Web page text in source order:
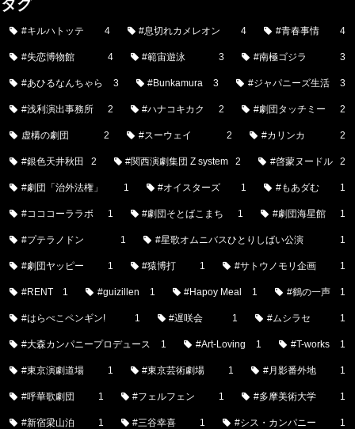
タグ
#キルハトッテ 4 #息切れカメレオン 4 #青春事情 4
#失恋博物館 4 #範宙遊泳 3 #南極ゴジラ 3
#あひるなんちゃら 3 #Bunkamura 3 #ジャパニーズ生活 3
#浅利演出事務所 2 #ハナコキカク 2 #劇団タッチミー 2
虚構の劇団 2 #スーウェイ 2 #カリンカ 2
#銀色天井秋田 2 #関西演劇集団 Z system 2 #啓蒙ヌードル 2
#劇団「治外法権」 1 #オイスターズ 1 #もあダむ 1
#コココーララボ 1 #劇団そとばこまち 1 #劇団海星館 1
#プテラノドン 1 #星歌オムニバスひとりしばい公演 1
#劇団ヤッピー 1 #猿博打 1 #サトウノモリ企画 1
#RENT 1 #guizillen 1 #Hapoy Meal 1 #鶴の一声 1
#はらぺこペンギン! 1 #遅咲会 1 #ムシラセ 1
#大森カンパニープロデュース 1 #Art-Loving 1 #T-works 1
#東京演劇道場 1 #東京芸術劇場 1 #月影番外地 1
#呼華歌劇団 1 #フェルフェン 1 #多摩美術大学 1
#新宿梁山泊 1 #三谷幸喜 1 #シス・カンパニー 1